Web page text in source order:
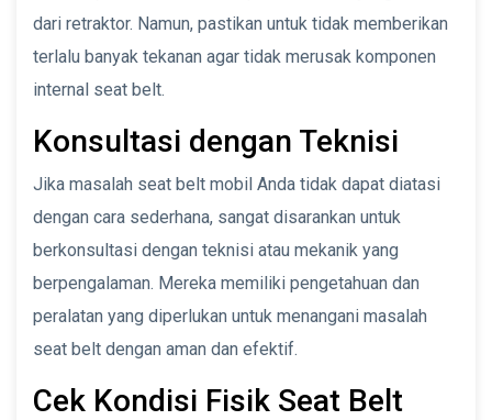
dari retraktor. Namun, pastikan untuk tidak memberikan
terlalu banyak tekanan agar tidak merusak komponen
internal seat belt.
Konsultasi dengan Teknisi
Jika masalah seat belt mobil Anda tidak dapat diatasi
dengan cara sederhana, sangat disarankan untuk
berkonsultasi dengan teknisi atau mekanik yang
berpengalaman. Mereka memiliki pengetahuan dan
peralatan yang diperlukan untuk menangani masalah
seat belt dengan aman dan efektif.
Cek Kondisi Fisik Seat Belt